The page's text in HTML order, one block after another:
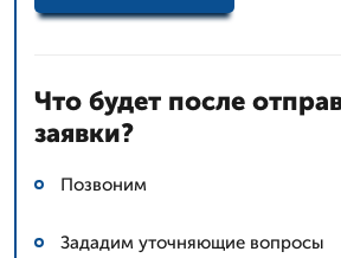
Что будет после
заявки?
Позвоним
Зададим уточняющие вопросы